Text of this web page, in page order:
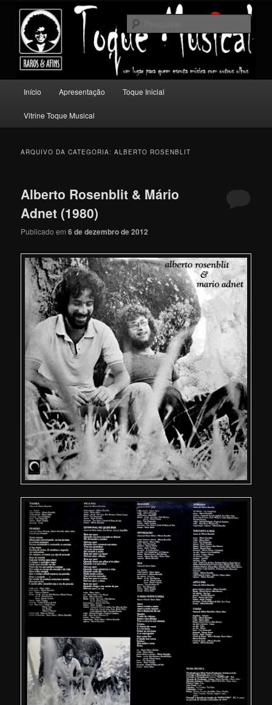
conteúdo
principal
conteúdo
secundário
Toque Musical
Um lugar para quem escuta música com outros olhos.
principal
Início Apresentação Toque Inicial
Vitrine Toque Musical
ARQUIVO DA CATEGORIA:ALBERTO ROSENBLIT
Alberto Rosenblit & Mário
Adnet (1980)
Publicado em6 de dezembro de 2012